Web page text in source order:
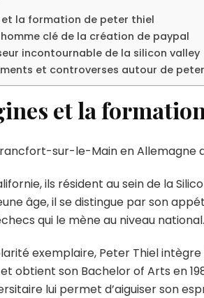
et la formation de peter thiel
homme clé de la création de paypal
incontournable de la silicon valley
et controverses autour de
et la
sur-le-Main en Allemagne
ils résident au sein de la
âge, il se distingue par son
qui le mène au niveau national.
exemplaire, Peter Thiel intègre
obtient son Bachelor of Arts en
lui permet d’aiguiser son